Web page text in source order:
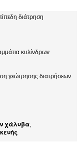
διάτρηση
κυλίνδρων
γεώτρησης διατρήσεων
χάλυβα,